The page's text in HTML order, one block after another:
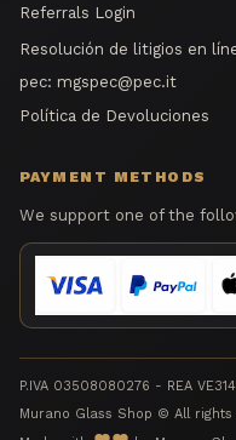
Referrals Login
Resolución de litigios en
pec: mgspec@pec.it
Política de Devoluciones
PAYMENT METHODS
We support one of the
P.IVA 03508080276 - REA
Murano Glass Shop © All rights